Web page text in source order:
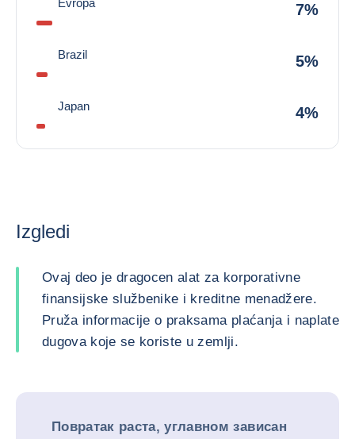
Evropa 7%
Brazil 5%
Japan 4%
Izgledi
Ovaj deo je dragocen alat za korporativne
finansijske službenike i kreditne menadžere.
Pruža informacije o praksama plaćanja i naplate
dugova koje se koriste u zemlji.
Повратак раста, углавном зависан